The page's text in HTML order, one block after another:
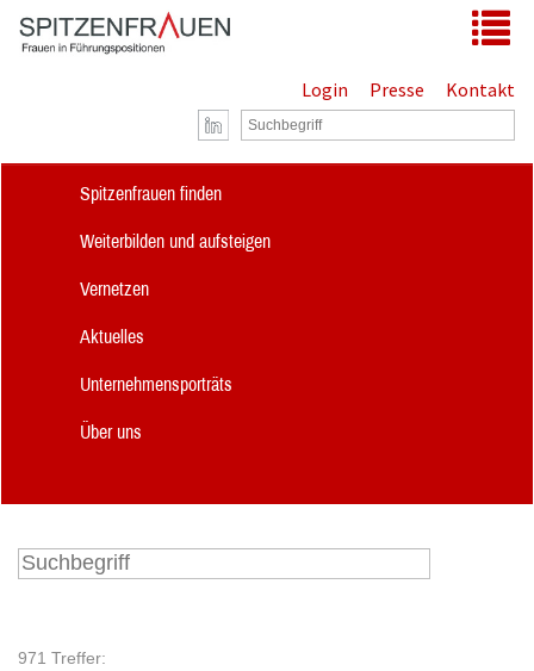
Zum Hauptinhalt springen
Login Presse Kontakt
Spitzenfrauen finden
Weiterbilden und aufsteigen
Vernetzen
Aktuelles
Unternehmensporträts
Über uns
971 Treffer: